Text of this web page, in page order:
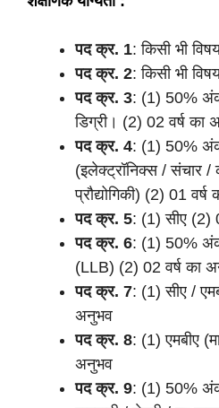
पद क्र. 1: किसी भी
पद क्र. 2: किसी भी
पद क्र. 3: (1) 50%
डिग्री। (2) 02 वर्ष का
पद क्र. 4: (1) 50%
(इलेक्ट्रॉनिक्स / संचार /
प्रौद्योगिकी) (2) 01
पद क्र. 5: (1) सीए (2)
पद क्र. 6: (1) 50%
(LLB) (2) 02 वर्ष का
पद क्र. 7: (1) सीए /
अनुभव
पद क्र. 8: (1) एमबीए
अनुभव
पद क्र. 9: (1) 50%